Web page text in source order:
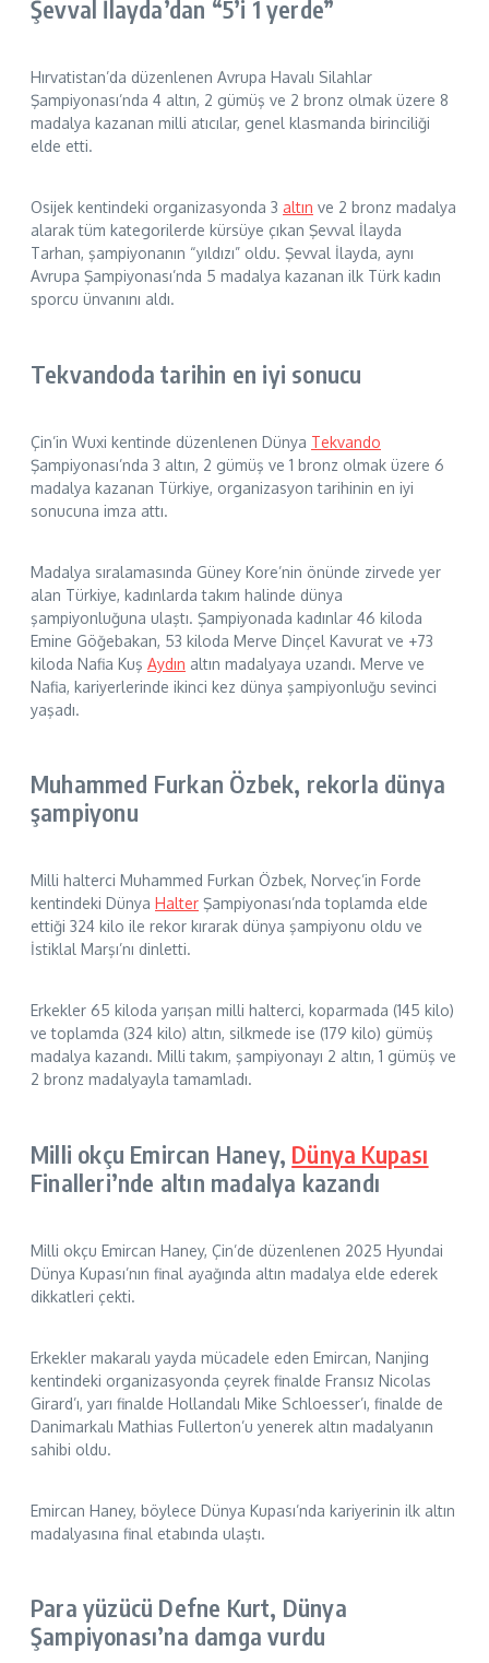
Şevval İlayda’dan “5’i 1 yerde”
Hırvatistan’da düzenlenen Avrupa Havalı Silahlar
Şampiyonası’nda 4 altın, 2 gümüş ve 2 bronz olmak üzere 8
madalya kazanan milli atıcılar, genel klasmanda birinciliği
elde etti.
Osijek kentindeki organizasyonda 3 altın ve 2 bronz madalya
alarak tüm kategorilerde kürsüye çıkan Şevval İlayda
Tarhan, şampiyonanın “yıldızı” oldu. Şevval İlayda, aynı
Avrupa Şampiyonası’nda 5 madalya kazanan ilk Türk kadın
sporcu ünvanını aldı.
Tekvandoda tarihin en iyi sonucu
Çin’in Wuxi kentinde düzenlenen Dünya Tekvando
Şampiyonası’nda 3 altın, 2 gümüş ve 1 bronz olmak üzere 6
madalya kazanan Türkiye, organizasyon tarihinin en iyi
sonucuna imza attı.
Madalya sıralamasında Güney Kore’nin önünde zirvede yer
alan Türkiye, kadınlarda takım halinde dünya
şampiyonluğuna ulaştı. Şampiyonada kadınlar 46 kiloda
Emine Göğebakan, 53 kiloda Merve Dinçel Kavurat ve +73
kiloda Nafia Kuş Aydın altın madalyaya uzandı. Merve ve
Nafia, kariyerlerinde ikinci kez dünya şampiyonluğu sevinci
yaşadı.
Muhammed Furkan Özbek, rekorla dünya
şampiyonu
Milli halterci Muhammed Furkan Özbek, Norveç’in Forde
kentindeki Dünya Halter Şampiyonası’nda toplamda elde
ettiği 324 kilo ile rekor kırarak dünya şampiyonu oldu ve
İstiklal Marşı’nı dinletti.
Erkekler 65 kiloda yarışan milli halterci, koparmada (145 kilo)
ve toplamda (324 kilo) altın, silkmede ise (179 kilo) gümüş
madalya kazandı. Milli takım, şampiyonayı 2 altın, 1 gümüş ve
2 bronz madalyayla tamamladı.
Milli okçu Emircan Haney, Dünya Kupası
Finalleri’nde altın madalya kazandı
Milli okçu Emircan Haney, Çin’de düzenlenen 2025 Hyundai
Dünya Kupası’nın final ayağında altın madalya elde ederek
dikkatleri çekti.
Erkekler makaralı yayda mücadele eden Emircan, Nanjing
kentindeki organizasyonda çeyrek finalde Fransız Nicolas
Girard’ı, yarı finalde Hollandalı Mike Schloesser’ı, finalde de
Danimarkalı Mathias Fullerton’u yenerek altın madalyanın
sahibi oldu.
Emircan Haney, böylece Dünya Kupası’nda kariyerinin ilk altın
madalyasına final etabında ulaştı.
Para yüzücü Defne Kurt, Dünya
Şampiyonası’na damga vurdu